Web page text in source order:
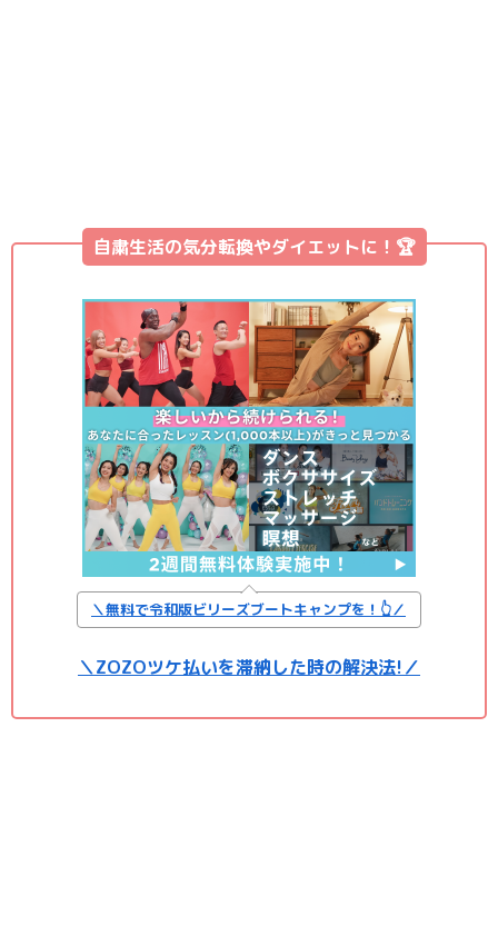
自粛生活の気分転換やダイエットに！🏆
＼無料で令和版ビリーズブートキャンプを！👆／
＼ZOZOツケ払いを滞納した時の解決法!／